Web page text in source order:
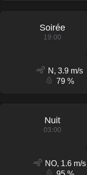
Soirée
19:00
N, 3.9 m/s
79 %
Nuit
03:00
NO, 1.6 m/s